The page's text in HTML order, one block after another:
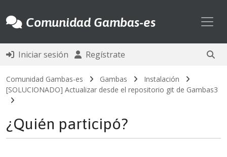
Comunidad Gambas-es
Iniciar sesión Regístrate
Comunidad Gambas-es Gambas
Instalación
[SOLUCIONADO] Actualizar desde el repositorio git de Gambas3
¿Quién participó?